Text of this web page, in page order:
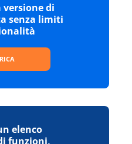
versione di
senza limiti
elenco
funzioni,